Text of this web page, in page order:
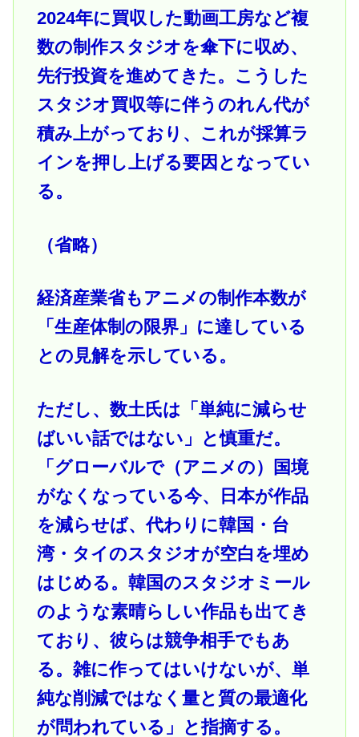
2024年に買収した動画工房など複
数の制作スタジオを傘下に収め、
先行投資を進めてきた。こうした
スタジオ買収等に伴うのれん代が
積み上がっており、これが採算ラ
インを押し上げる要因となってい
る。
（省略）
経済産業省もアニメの制作本数が
「生産体制の限界」に達している
との見解を示している。
ただし、数土氏は「単純に減らせ
ばいい話ではない」と慎重だ。
「グローバルで（アニメの）国境
がなくなっている今、日本が作品
を減らせば、代わりに韓国・台
湾・タイのスタジオが空白を埋め
はじめる。韓国のスタジオミール
のような素晴らしい作品も出てき
ており、彼らは競争相手でもあ
る。雑に作ってはいけないが、単
純な削減ではなく量と質の最適化
が問われている」と指摘する。